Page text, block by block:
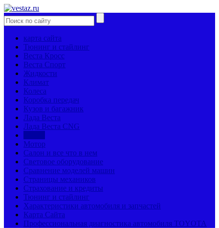
карта сайта
Тюнинг и стайлинг
Веста Кросс
Веста Спорт
Жидкости
Климат
Колеса
Коробка передач
Кузов и багажник
Лада Веста
Лада Веста CNG
Мотор
Салон и все что в нем
Световое оборудование
Сравнение моделей машин
Страницы механиков
Страхование и кредиты
Тюнинг и стайлинг
Характеристики автомобиля и запчастей
Карта Сайта
Профессиональная диагностика автомобиля TOYOTA